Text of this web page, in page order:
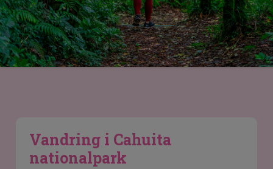
Vandring i Cahuita
nationalpark